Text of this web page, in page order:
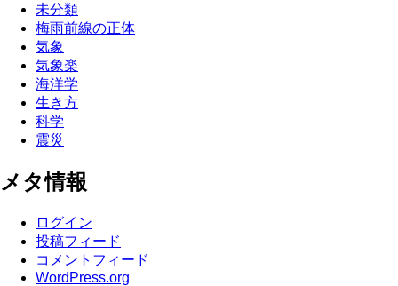
未分類
梅雨前線の正体
気象
気象楽
海洋学
生き方
科学
震災
メタ情報
ログイン
投稿フィード
コメントフィード
WordPress.org